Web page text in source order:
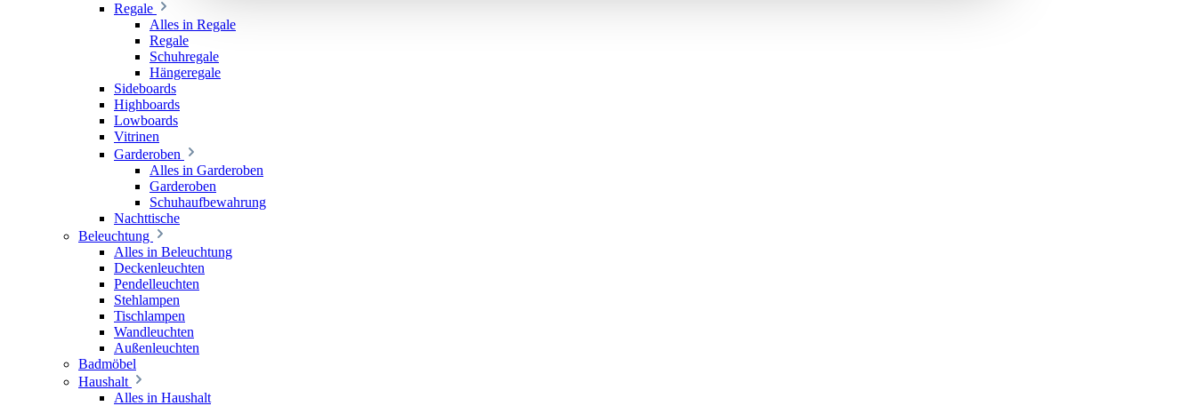
Regale
Alles in Regale
Regale
Schuhregale
Hängeregale
Sideboards
Highboards
Lowboards
Vitrinen
Garderoben
Alles in Garderoben
Garderoben
Schuhaufbewahrung
Nachttische
Beleuchtung
Alles in Beleuchtung
Deckenleuchten
Pendelleuchten
Stehlampen
Tischlampen
Wandleuchten
Außenleuchten
Badmöbel
Haushalt
Alles in Haushalt